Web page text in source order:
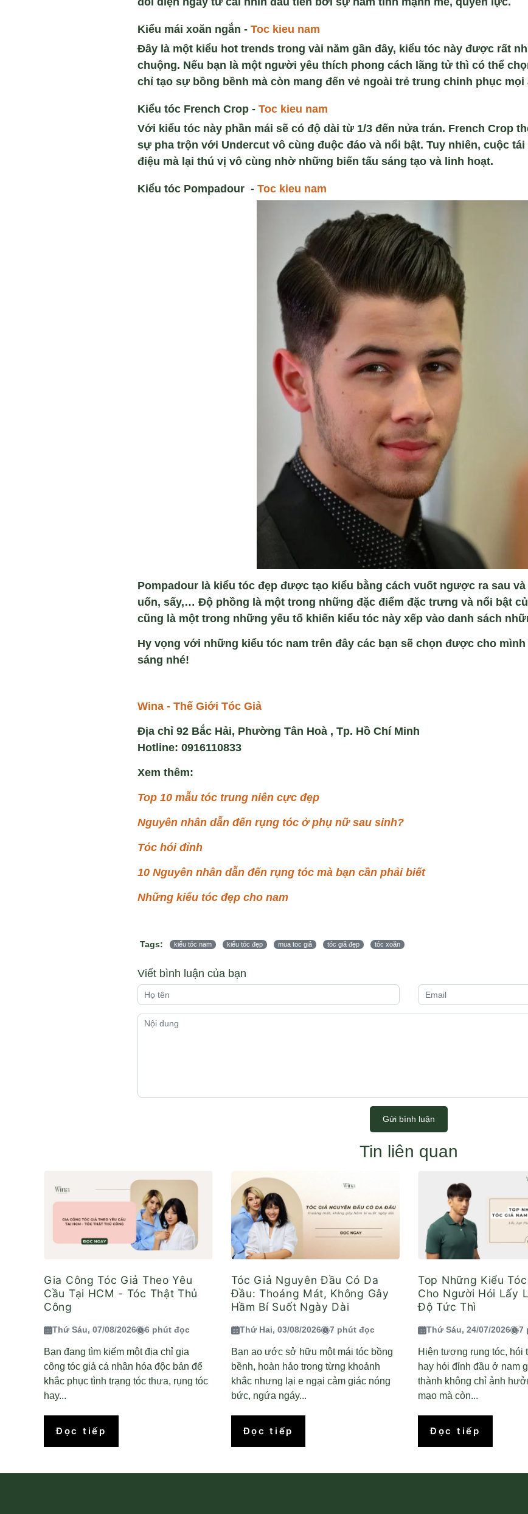
Kiểu mái xoăn ngắn - Toc kieu nam
Đây là một kiểu hot trends trong vài năm gần đây, kiểu tóc này được rất
chuộng. Nếu bạn là một người yêu thích phong cách lãng tử thì có thể
chỉ tạo sự bồng bềnh mà còn mang đến vẻ ngoài trẻ trung chinh phục mọi
Kiểu tóc French Crop - Toc kieu nam
Với kiểu tóc này phần mái sẽ có độ dài từ 1/3 đến nửa trán. French Crop
sự pha trộn với Undercut vô cùng đuộc đáo và nổi bật. Tuy nhiên, cuộc
điệu mà lại thú vị vô cùng nhờ những biến tấu sáng tạo và linh hoạt.
Kiểu tóc Pompadour - Toc kieu nam
Pompadour là kiểu tóc đẹp được tạo kiểu bằng cách vuốt ngược ra sau
uốn, sấy,… Độ phồng là một trong những đặc điểm đặc trưng và nổi bật
cũng là một trong những yếu tố khiến kiểu tóc này xếp vào danh sách
Hy vọng với những kiểu tóc nam trên đây các bạn sẽ chọn được cho
sáng nhé!
Wina - Thế Giới Tóc Giả
Địa chỉ 92 Bắc Hải, Phường Tân Hoà , Tp. Hồ Chí Minh
Hotline: 0916110833
Xem thêm:
Top 10 mẫu tóc trung niên cực đẹp
Nguyên nhân dẫn đến rụng tóc ở phụ nữ sau sinh?
Tóc hói đỉnh
10 Nguyên nhân dẫn đến rụng tóc mà bạn cần phải biết
Những kiểu tóc đẹp cho nam
Tags: kiểu tóc nam kiểu tóc đẹp mua toc giả tóc giả đẹp tóc xoăn
Viết bình luận của bạn
Gửi bình luận
Tin liên quan
Gia Công Tóc Giả Theo Yêu
Cầu Tại HCM - Tóc Thật Thủ
Công
Thứ Sáu, 07/08/2026 6 phút đọc
Bạn đang tìm kiếm một địa chỉ gia
công tóc giả cá nhân hóa độc bản để
khắc phục tình trạng tóc thưa, rụng tóc
hay...
Đọc tiếp
Tóc Giả Nguyên Đầu Có Da
Đầu: Thoáng Mát, Không Gây
Hầm Bí Suốt Ngày Dài
Thứ Hai, 03/08/2026 7 phút đọc
Bạn ao ước sở hữu một mái tóc bồng
bềnh, hoàn hảo trong từng khoảnh
khắc nhưng lại e ngại cảm giác nóng
bức, ngứa ngáy...
Đọc tiếp
Top Những Kiểu
Cho Người Hói Lấy
Độ Tức Thì
Thứ Sáu, 24/07/2026 7
Hiện tượng rụng tóc, hói
hay hói đỉnh đầu ở nam
thành không chỉ ảnh
mạo mà còn...
Đọc tiếp